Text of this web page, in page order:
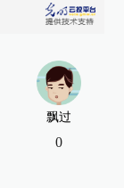
飘过
0